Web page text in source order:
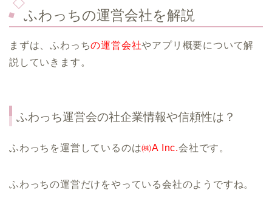
ふわっちの運営会社を解説
まずは、ふわっちの運営会社やアプリ概要について解
説していきます。
ふわっち運営会の社企業情報や信頼性は？
ふわっちを運営しているのは㈱A Inc.会社です。
ふわっちの運営だけをやっている会社のようですね。